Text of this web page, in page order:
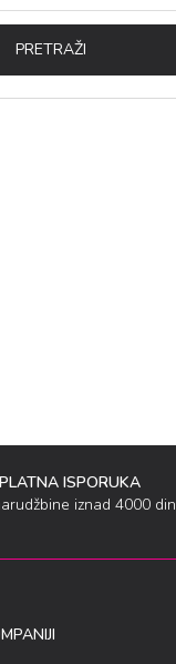
PRETRAŽI
ISPORUKA
iznad 4000 din